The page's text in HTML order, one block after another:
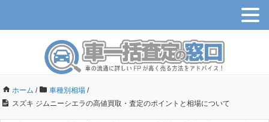
ホーム / 車種別相場 /
スズキ ジムニーシエラの高値買取・査定のポイントと相場について